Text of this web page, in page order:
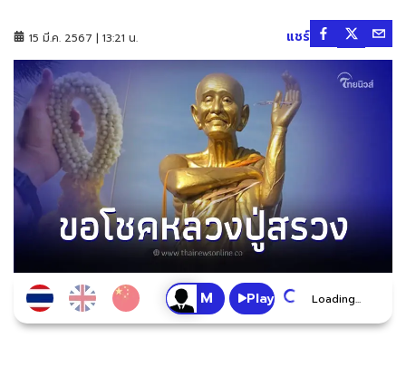
15 มี.ค. 2567 | 13:21 น. แชร์
Play Loading...